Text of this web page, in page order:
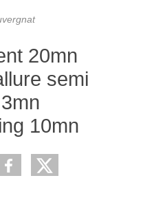
20mn
semi
10mn